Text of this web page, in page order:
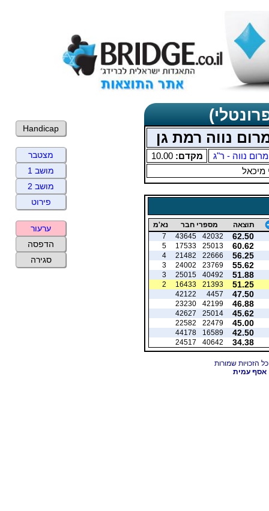
נווה רמת גן
מרום נווה - ר"ג מקדם:10.00
מיכאל
תוצאה מספרי חבר נא'מ
62.50
42032
43645
7
60.62
25013
17533
5
56.25
22666
21482
4
55.62
23769
24002
3
51.88
40492
25015
3
51.25
21393
16433
2
47.50
4457
42122
46.88
42199
23230
45.62
25014
42627
45.00
22479
22582
42.50
16589
44178
34.38
40642
24517
אסף עמית
Handicap
מצטבר
מושב 1
מושב 2
פירוט
ערעור
הדפסה
סגירה